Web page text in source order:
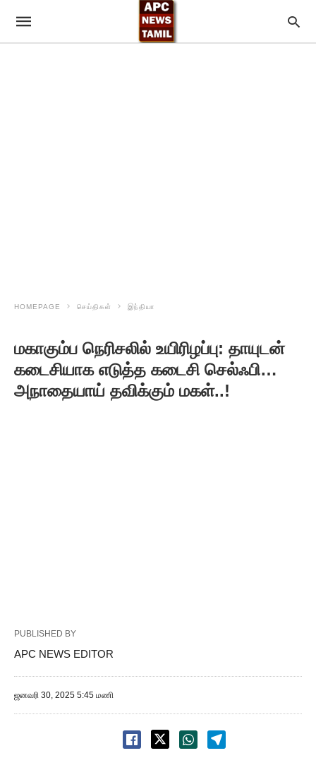
HOMEPAGE செய்திகள் இந்தியா
மகாகும்ப நெரிசலில் உயிரிழப்பு: தாயுடன்
கடைசியாக எடுத்த கடைசி செல்ஃபி…
அநாதையாய் தவிக்கும் மகள்..!
PUBLISHED BY
APC NEWS EDITOR
ஜனவரி 30, 2025 5:45 மணி